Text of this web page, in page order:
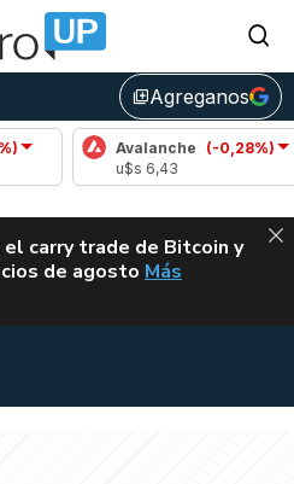
library_addAgreganos
Avalanche (-0,28%)
ALERTA
el carry trade de Bitcoin y
de agosto VUELVE EL
Más